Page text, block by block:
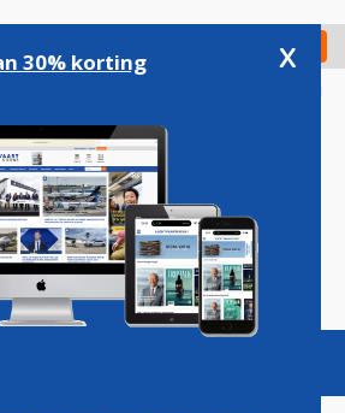
Check in
Podcasts Vacatures
30% korting x